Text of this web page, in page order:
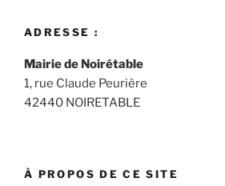
ADRESSE :
Mairie de Noirétable
1, rue Claude Peurière
42440 NOIRETABLE
À PROPOS DE CE SITE